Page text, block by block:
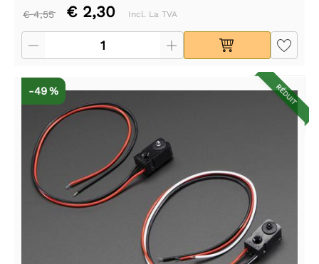
€ 4,55 € 2,30 Incl. La TVA
RÉDUIT
-49 %